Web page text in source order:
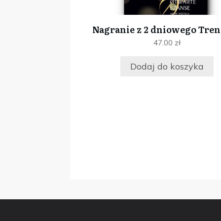
Nagranie z 2 dniowego
47.00 zł
Dodaj do koszyka